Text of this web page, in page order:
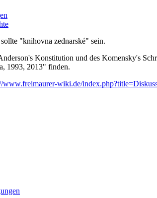
"knihovna zednarské" sein.
Konstitution und des Komensky's
1993, 2013" finden.
www.freimaurer-wiki.de/